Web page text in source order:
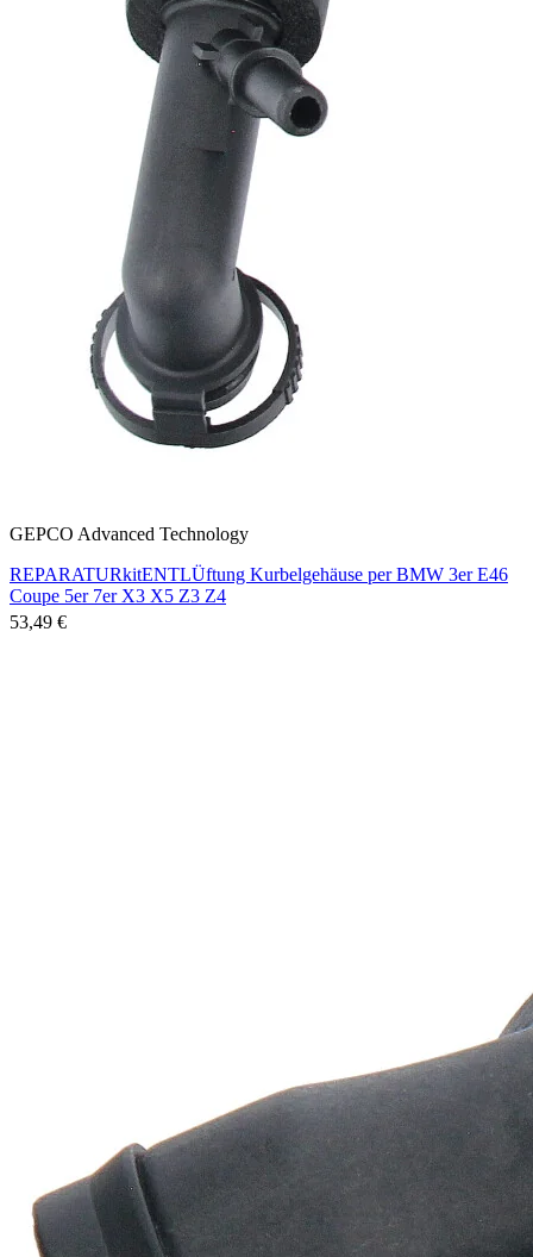
GEPCO Advanced Technology
REPARATURkitENTLÜftung Kurbelgehäuse per BMW 3er E46
Coupe 5er 7er X3 X5 Z3 Z4
53,49 €